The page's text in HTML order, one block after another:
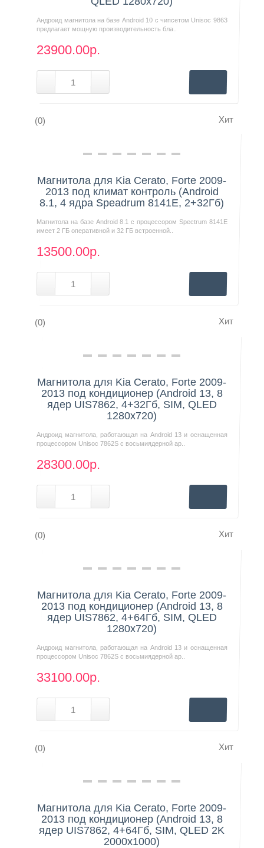
Андроид магнитола на базе Android 10 с чипсетом Unisoc 9863
предлагает мощную производительность бла..
23900.00р.
(0) Хит
Нашли дешевле?
Магнитола для Kia Cerato, Forte 2009-
2013 под климат контроль (Android
8.1, 4 ядра Speadrum 8141E, 2+32Гб)
Магнитола на базе Android 8.1 с процессором Spectrum 8141E
имеет 2 ГБ оперативной и 32 ГБ встроенной..
13500.00р.
(0) Хит
Нашли дешевле?
Магнитола для Kia Cerato, Forte 2009-
2013 под кондиционер (Android 13, 8
ядер UIS7862, 4+32Гб, SIM, QLED
1280x720)
Андроид магнитола, работающая на Android 13 и оснащенная
процессором Unisoc 7862S с восьмиядерной ар..
28300.00р.
(0) Хит
Нашли дешевле?
Магнитола для Kia Cerato, Forte 2009-
2013 под кондиционер (Android 13, 8
ядер UIS7862, 4+64Гб, SIM, QLED
1280x720)
Андроид магнитола, работающая на Android 13 и оснащенная
процессором Unisoc 7862S с восьмиядерной ар..
33100.00р.
(0) Хит
Нашли дешевле?
Магнитола для Kia Cerato, Forte 2009-
2013 под кондиционер (Android 13, 8
ядер UIS7862, 4+64Гб, SIM, QLED 2K
2000x1000)